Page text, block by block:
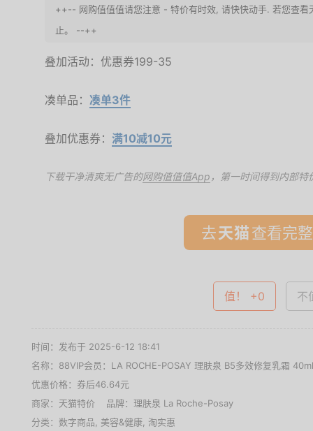
++-- 网购值值值请您注意 - 特价有时效, 请快快动手. 若您查看
止。 --++
叠加活动：优惠券199-35
凑单品： 凑单3件
叠加优惠券： 满10减10元
下载干净清爽无广告的网购值值值App ，第一时间得到内部特
去 查看完
值！ +0 不
时间：发布于 2025-6-12 18:41
名称： 88VIP会员：LA ROCHE-POSAY 理肤泉 B5多效修复乳霜 40ml
优惠价格： 券后46.64元
商家： 天猫特价 品牌： 理肤泉 La Roche-Posay
分类： 数字商品 美容&健康 淘实惠